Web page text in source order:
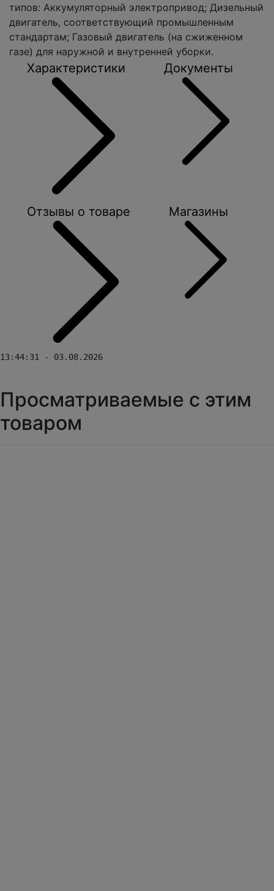
типов: Аккумуляторный электропривод; Дизельный
двигатель, соответствующий промышленным
стандартам; Газовый двигатель (на сжиженном
газе) для наружной и внутренней уборки.
Характеристики Документы
Отзывы о товаре Магазины
13:44:31 - 03.08.2026
Просматриваемые с этим
товаром